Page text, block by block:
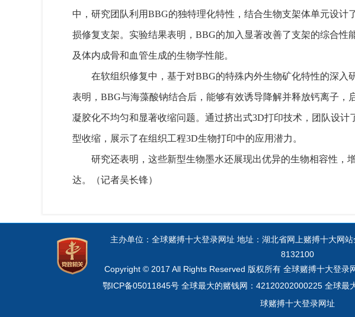
中，研究团队利用BBG的独特理化特性，结合生物支架体单元设
损修复支架。实验结果表明，BBG的加入显著改善了支架的综合
及体内成骨和血管生成的生物学性能。
在软组织修复中，基于对BBG的特殊内外生物矿化特性的深
表明，BBG与海藻酸钠结合后，能够有效诱导降解并释放钙离子
凝胶化不均匀和显著收缩问题。通过挤出式3D打印技术，团队设
型收缩，展示了在组织工程3D生物打印中的应用潜力。
研究还表明，这些新型生物墨水还展现出优异的生物相容性，
达。（记者吴长锋）
主办单位：全球赌搏十大登录网址 地址：湖北省网上赌搏十大网
8132100
Copyright © 2017 All Rights Reserved 版权所有 全球赌搏十大登录
鄂ICP备05011845号 全球最大的赌钱网：42120202000225全球最
球赌搏十大登录网址